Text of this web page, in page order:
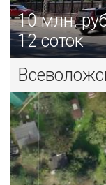
10млн.
12 соток